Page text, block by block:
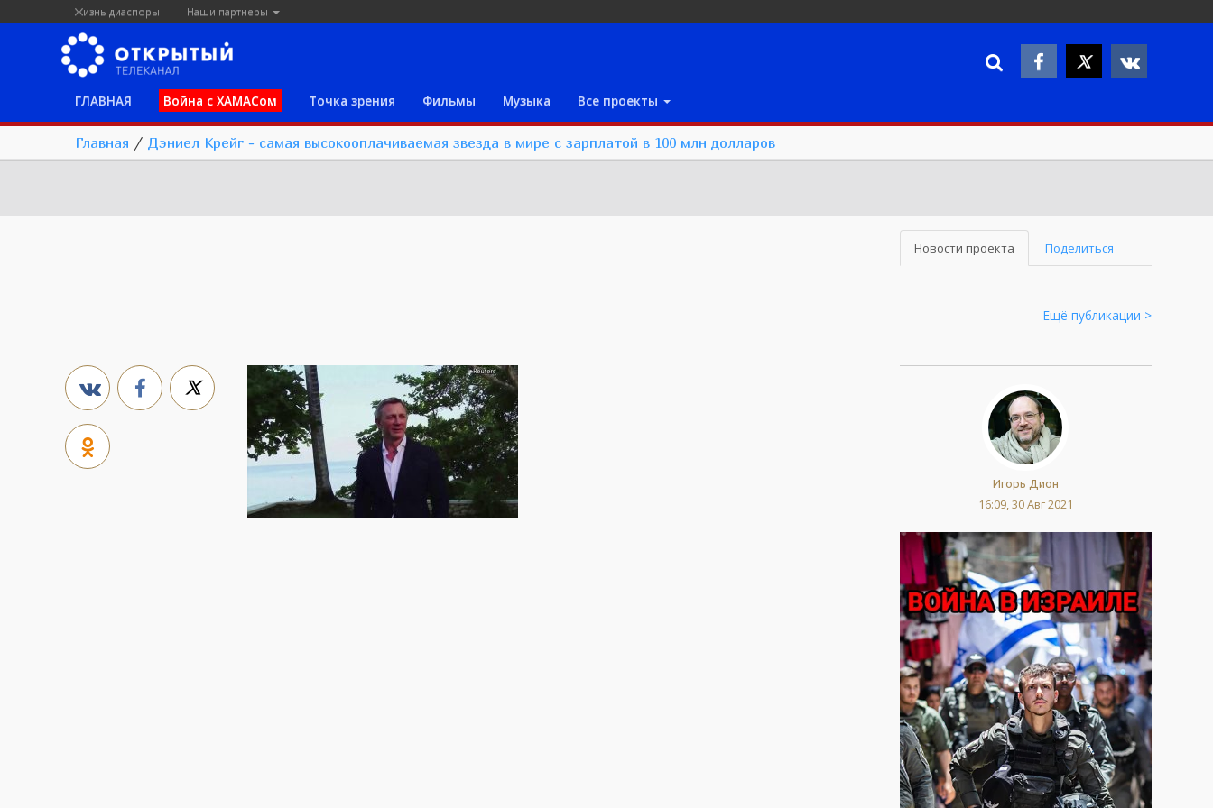
Жизнь диаспоры Наши партнеры
ГЛАВНАЯ Война с ХАМАСом Точка зрения Фильмы Музыка Все проекты
Главная / Дэниел Крейг - самая высокооплачиваемая звезда в мире с зарплатой в 100 млн долларов
Новости проекта Поделиться
Ещё публикации >
Игорь Дион
16:09, 30 Авг 2021